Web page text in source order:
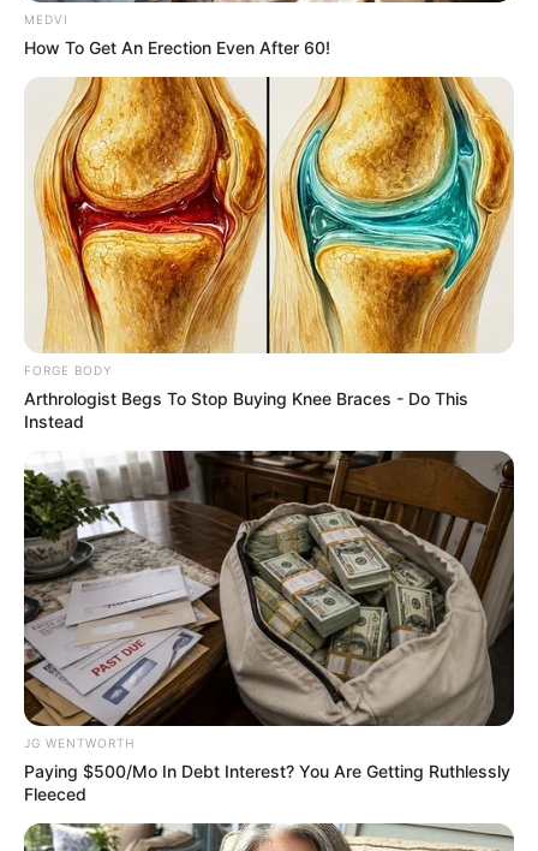
ข้อมูลโดย:แก้วตา คุยดวง
แชมป์อันดับ 1 ศึกชิงจ้าวหมอดู 2018
HOROLive ดูดวงสดบนมือถือ ทุกที่ทุกเวลา
กับหมอดูคุณภาพที่เราคัดสรรมาแล้ว
ดาวน์โหลด –คลิก
รายละเอียดเพิ่มเติมhorolive
ดวงรายวัน ดูดวง อ.แก้วตา คุยดวง ดูดวงปี 62 ดูดวงรายวัน
ABOUT THE AUTHOR
เจ้าหมอดู
เนื้อหาที่ได้รับการโปรโมต
MEDVI
How To Get An Erection Even After 60!
FORGE BODY
Arthrologist Begs To Stop Buying Knee Braces - Do This
Instead
JG WENTWORTH
Paying $500/Mo In Debt Interest? You Are Getting Ruthlessly
Fleeced